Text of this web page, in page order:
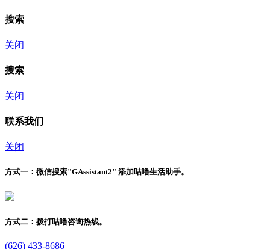
搜索
关闭
搜索
关闭
联系我们
关闭
方式一： 微信搜索"GAssistant2" 添加咕噜生活助手。
方式二： 拨打咕噜咨询热线。
(626) 433-8686